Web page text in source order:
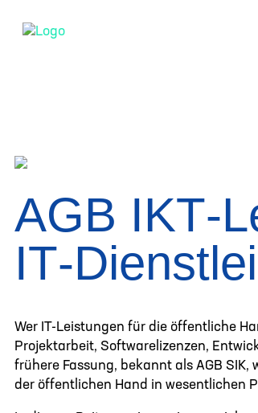
AGB
Wer IT-Leistungen für die öffentliche
Projektarbeit, Softwarelizenzen,
frühere Fassung, bekannt als AGB
der öffentlichen Hand in wesentlichen